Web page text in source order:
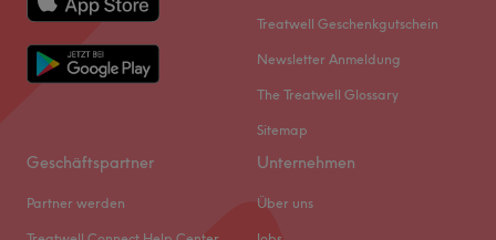
Treatwell Geschenkgutschein
Newsletter Anmeldung
The Treatwell Glossary
Sitemap
Geschäftspartner
Partner werden
Unternehmen
Über uns